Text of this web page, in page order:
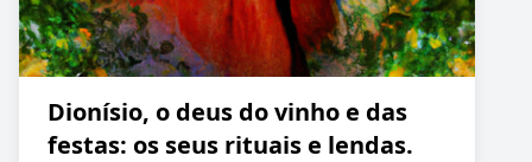
Dionísio, o deus do vinho e das
festas: os seus rituais e lendas.